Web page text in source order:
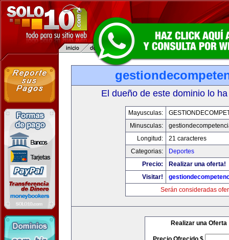
El dueño de este dominio lo
Mayusculas:
Minusculas:
Longitud:
21 caracteres
Categorias:
Deportes
Precio:
Realizar una oferta!
Visitar!
Serán consideradas
Realizar una Oferta